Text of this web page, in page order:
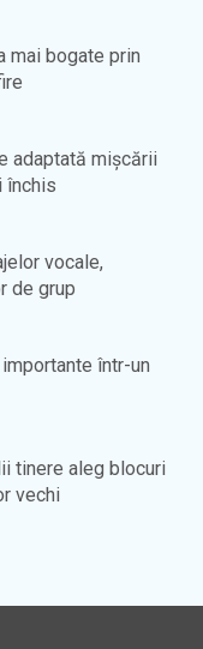
mai bogate prin
adaptată mișcării
închis
vocale,
de grup
într-un
tinere aleg blocuri
vechi